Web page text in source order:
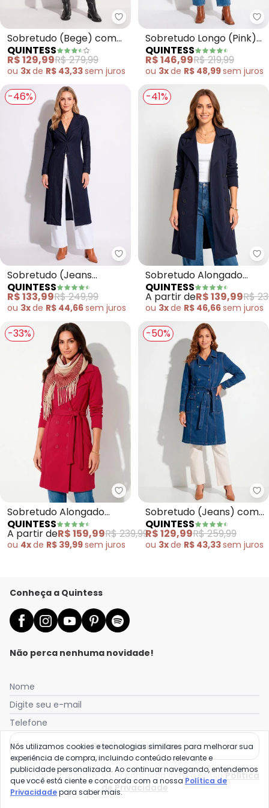
Quintess - Sobretudo (Bege)
Sobretudo (Bege) com
Faixa com Fivela
QUINTESS
R$ 129,99R$ 279,99
ou 3xde R$ 43,33sem juros
Sobretudo Longo (Pink)
com Bolsos
QUINTESS
R$ 146,99R$ 219,99
ou 3xde R$ 48,99sem juros
-46%
Quintess - Sobretudo (Jeans
Sobretudo (Jeans
Escuro) com Gola e
Bolsos
QUINTESS
R$ 133,99R$ 249,99
ou 3xde R$ 44,66sem juros
-41%
Sobretudo Alongado
(Marinho) com Faixa e
Botões
QUINTESS
A partir deR$ 139,99R$
ou 3xde R$ 46,66sem juros
-33%
Quintess - Sobretudo
Sobretudo Alongado
(Pink) com Faixa e
Botões
QUINTESS
A partir deR$ 159,99R$ 239,99
ou 4xde R$ 39,99sem juros
-50%
Sobretudo (Jeans) com
Bolsos Frontais e Faixa
QUINTESS
R$ 129,99R$ 259,99
ou 3xde R$ 43,33sem juros
Conheça a Quintess
Não perca nenhuma novidade!
Nome
Digite seu e-mail
Telefone
Receber novidades
Ao enviar o cadastro, você concorda com a nossa Política
de Privacidade
Nós utilizamos cookies e tecnologias similares para melhorar sua
experiência de compra, incluindo conteúdo relevante e
publicidade personalizada. Ao continuar navegando, entendemos
que você está ciente e concorda com a nossa Política de
Privacidadepara saber mais.